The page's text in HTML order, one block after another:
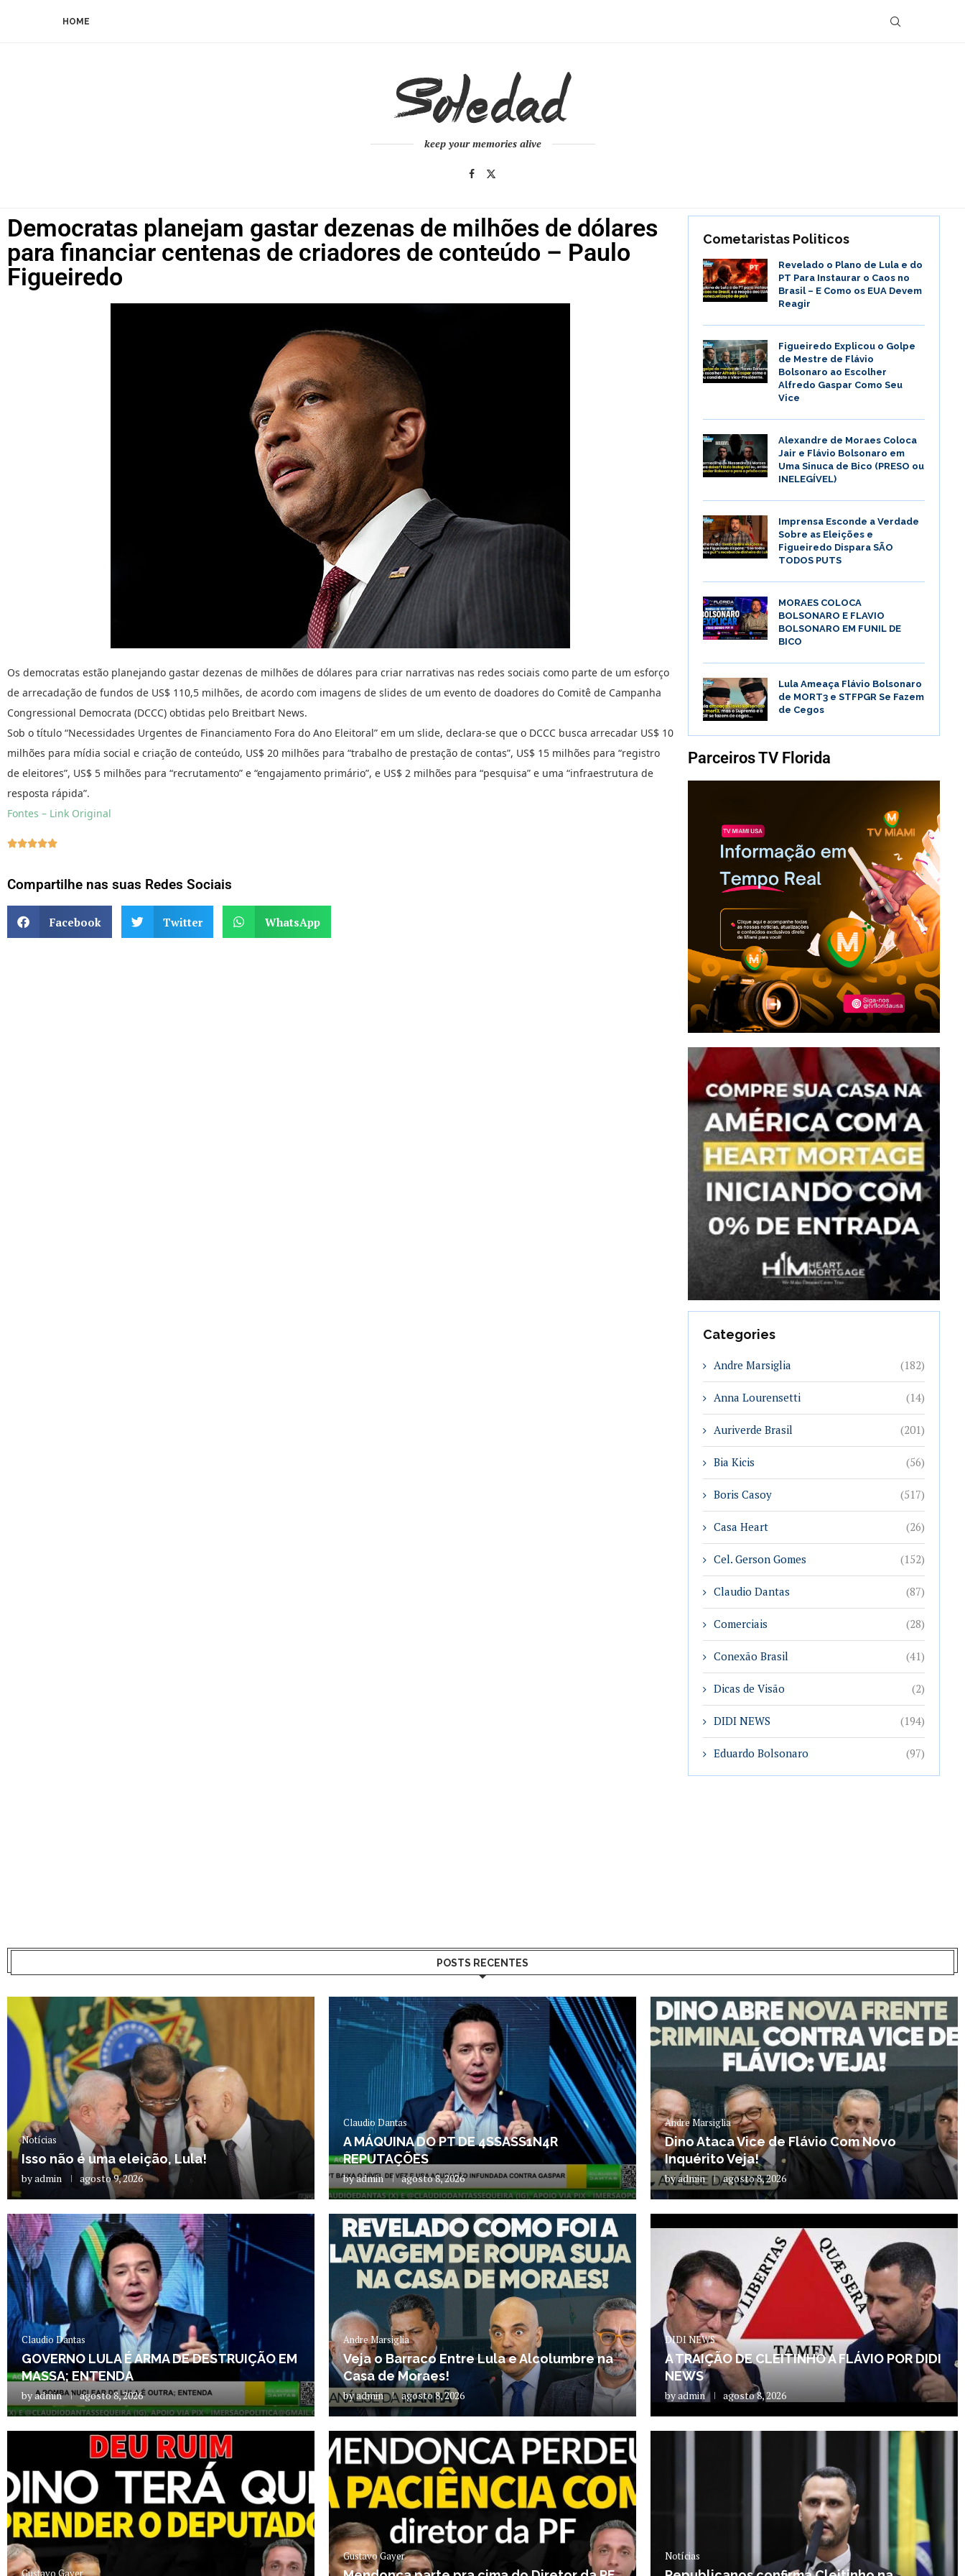
HOME
keep your memories alive
Democratas planejam gastar dezenas de milhões de dólares
para financiar centenas de criadores de conteúdo – Paulo
Figueiredo
Os democratas estão planejando gastar dezenas de milhões de dólares para criar narrativas nas redes sociais como parte de um esforço
de arrecadação de fundos de US$ 110,5 milhões, de acordo com imagens de slides de um evento de doadores do Comitê de Campanha
Congressional Democrata (DCCC) obtidas pelo Breitbart News.
Sob o título “Necessidades Urgentes de Financiamento Fora do Ano Eleitoral” em um slide, declara-se que o DCCC busca arrecadar US$ 10
milhões para mídia social e criação de conteúdo, US$ 20 milhões para “trabalho de prestação de contas”, US$ 15 milhões para “registro
de eleitores”, US$ 5 milhões para “recrutamento” e “engajamento primário”, e US$ 2 milhões para “pesquisa” e uma “infraestrutura de
resposta rápida”.
Fontes – Link Original

Compartilhe nas suas Redes Sociais
Facebook Twitter WhatsApp
Cometaristas Politicos
Revelado o Plano de Lula e do
PT Para Instaurar o Caos no
Brasil – E Como os EUA Devem
Reagir
Figueiredo Explicou o Golpe
de Mestre de Flávio
Bolsonaro ao Escolher
Alfredo Gaspar Como Seu
Vice
Alexandre de Moraes Coloca
Jair e Flávio Bolsonaro em
Uma Sinuca de Bico (PRESO ou
INELEGÍVEL)
Imprensa Esconde a Verdade
Sobre as Eleições e
Figueiredo Dispara SÃO
TODOS PUTS
MORAES COLOCA
BOLSONARO E FLAVIO
BOLSONARO EM FUNIL DE
BICO
Lula Ameaça Flávio Bolsonaro
de MORT3 e STFPGR Se Fazem
de Cegos
Parceiros TV Florida
Categories
Andre Marsiglia (182)
Anna Lourensetti (14)
Auriverde Brasil (201)
Bia Kicis (56)
Boris Casoy (517)
Casa Heart (26)
Cel. Gerson Gomes (152)
Claudio Dantas (87)
Comerciais (28)
Conexão Brasil (41)
Dicas de Visão (2)
DIDI NEWS (194)
Eduardo Bolsonaro (97)
POSTS RECENTES
Notícias
Isso não é uma eleição, Lula!
byadmin agosto 9, 2026
Claudio Dantas
A MÁQUINA DO PT DE 4SSASS1N4R
REPUTAÇÕES
byadmin agosto 8, 2026
Andre Marsiglia
Dino Ataca Vice de Flávio Com Novo
Inquérito Veja!
byadmin agosto 8, 2026
Claudio Dantas
GOVERNO LULA É ARMA DE DESTRUIÇÃO EM
MASSA; ENTENDA
byadmin agosto 8, 2026
Andre Marsiglia
Veja o Barraco Entre Lula e Alcolumbre na
Casa de Moraes!
byadmin agosto 8, 2026
DIDI NEWS
A TRAIÇÃO DE CLEITINHO A FLÁVIO POR DIDI
NEWS
byadmin agosto 8, 2026
Gustavo Gayer Notícias